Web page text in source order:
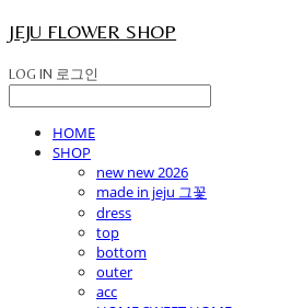
JEJU FLOWER SHOP
LOG IN 로그인
HOME
SHOP
new new 2026
made in jeju 그꽃
dress
top
bottom
outer
acc